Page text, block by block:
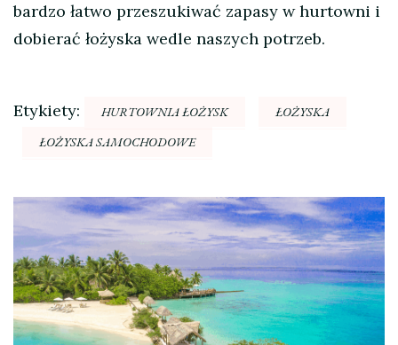
bardzo łatwo przeszukiwać zapasy w hurtowni i
dobierać łożyska wedle naszych potrzeb.
Etykiety: HURTOWNIA ŁOŻYSK
ŁOŻYSKA
ŁOŻYSKA SAMOCHODOWE
Nawigacja
wpisu